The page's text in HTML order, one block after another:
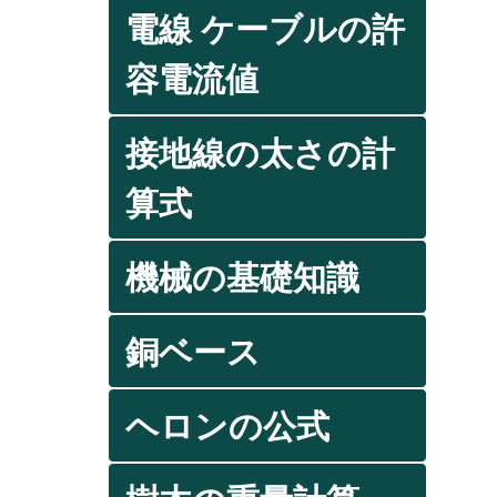
電線 ケーブルの許
容電流値
接地線の太さの計
算式
機械の基礎知識
銅ベース
ヘロンの公式